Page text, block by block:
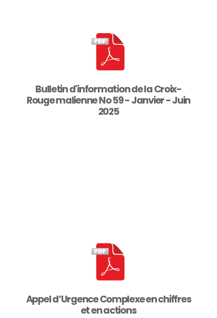
Bulletin d'information de la Croix-
Rouge malienne No 59 - Janvier - Juin
2025
Appel d’Urgence Complexe en chiffres
et en actions